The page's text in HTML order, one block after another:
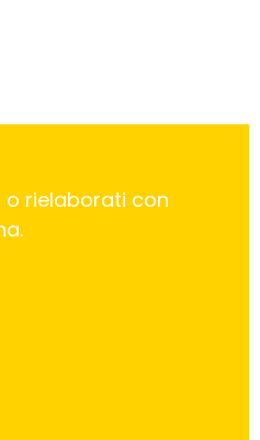
rielaborati con